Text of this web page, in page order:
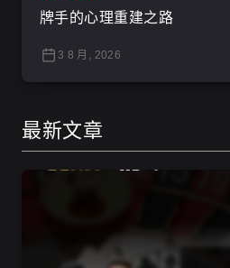
牌手的心理重建之路
3 8 月, 2026
最新文章